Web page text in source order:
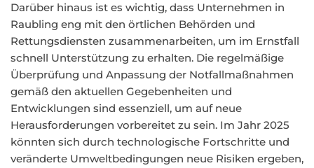
Darüber hinaus ist es wichtig, dass Unternehmen in
Raubling eng mit den örtlichen Behörden und
Rettungsdiensten zusammenarbeiten, um im Ernstfall
schnell Unterstützung zu erhalten. Die regelmäßige
Überprüfung und Anpassung der Notfallmaßnahmen
gemäß den aktuellen Gegebenheiten und
Entwicklungen sind essenziell, um auf neue
Herausforderungen vorbereitet zu sein. Im Jahr 2025
könnten sich durch technologische Fortschritte und
veränderte Umweltbedingungen neue Risiken ergeben,